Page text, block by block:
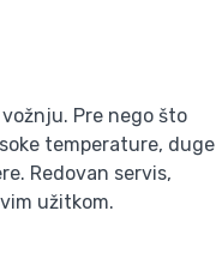
Pre nego što
temperature, duge
Redovan servis,
užitkom.